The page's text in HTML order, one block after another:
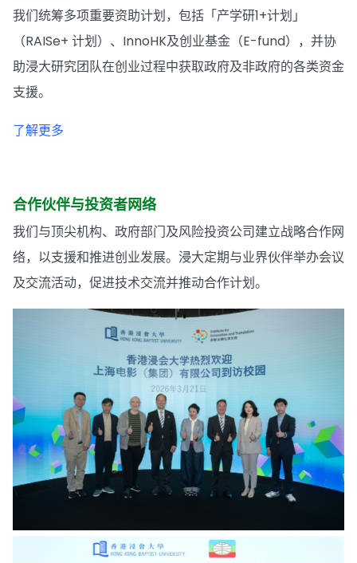
我们统筹多项重要资助计划，包括「产学研1+计划」
（RAISe+ 计划）、InnoHK及创业基金（E-fund），并协
助浸大研究团队在创业过程中获取政府及非政府的各类资金
支援。
了解更多
合作伙伴与投资者网络
我们与顶尖机构、政府部门及风险投资公司建立战略合作网
络，以支援和推进创业发展。浸大定期与业界伙伴举办会议
及交流活动，促进技术交流并推动合作计划。